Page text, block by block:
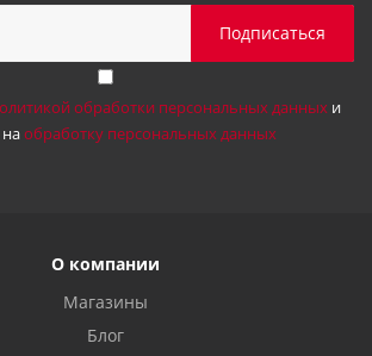
обработки персональных данныхи
наобработку персональных данных
О компании
Магазины
Блог